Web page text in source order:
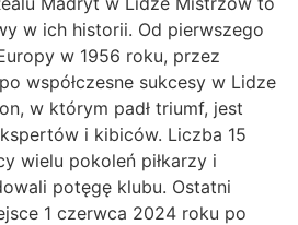
w ich historii. Od pierwszego
w 1956 roku, przez
współczesne sukcesy w Lidze
w którym padł triumf, jest
i kibiców. Liczba 15
wielu pokoleń piłkarzy i
potęgę klubu. Ostatni
1 czerwca 2024 roku po